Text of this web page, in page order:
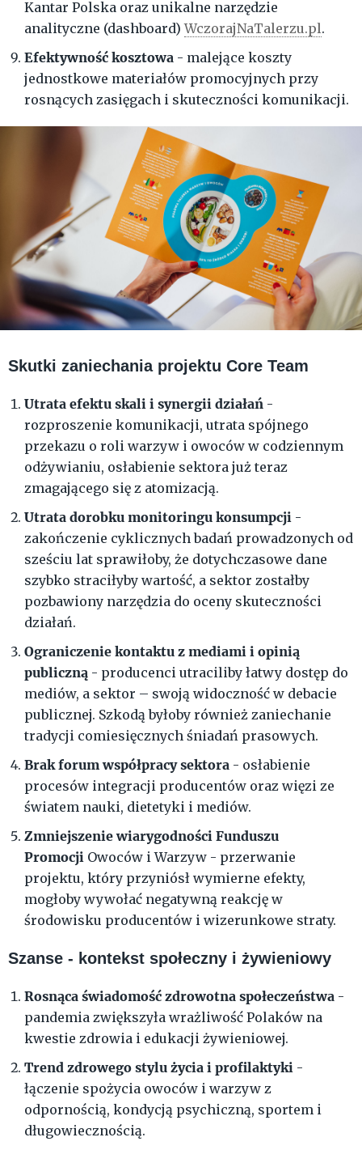
Kantar Polska oraz unikalne narzędzie
analityczne (dashboard)WczorajNaTalerzu.pl.
Efektywność kosztowa - malejące koszty
jednostkowe materiałów promocyjnych przy
rosnących zasięgach i skuteczności komunikacji.
Skutki zaniechania projektu Core Team
Utrata efektu skali i synergii działań -
rozproszenie komunikacji, utrata spójnego
przekazu o roli warzyw i owoców w codziennym
odżywianiu, osłabienie sektora już teraz
zmagającego się z atomizacją.
Utrata dorobku monitoringu konsumpcji -
zakończenie cyklicznych badań prowadzonych od
sześciu lat sprawiłoby, że dotychczasowe dane
szybko straciłyby wartość, a sektor zostałby
pozbawiony narzędzia do oceny skuteczności
działań.
Ograniczenie kontaktu z mediami i opinią
publiczną - producenci utraciliby łatwy dostęp do
mediów, a sektor – swoją widoczność w debacie
publicznej. Szkodą byłoby również zaniechanie
tradycji comiesięcznych śniadań prasowych.
Brak forum współpracy sektora - osłabienie
procesów integracji producentów oraz więzi ze
światem nauki, dietetyki i mediów.
Zmniejszenie wiarygodności Funduszu
Promocji Owoców i Warzyw - przerwanie
projektu, który przyniósł wymierne efekty,
mogłoby wywołać negatywną reakcję w
środowisku producentów i wizerunkowe straty.
Szanse - kontekst społeczny i żywieniowy
Rosnąca świadomość zdrowotna społeczeństwa -
pandemia zwiększyła wrażliwość Polaków na
kwestie zdrowia i edukacji żywieniowej.
Trend zdrowego stylu życia i profilaktyki -
łączenie spożycia owoców i warzyw z
odpornością, kondycją psychiczną, sportem i
długowiecznością.